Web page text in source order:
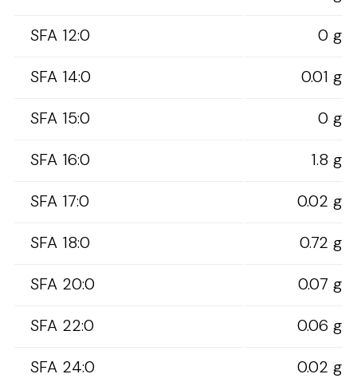
SFA 12:0
0 g
SFA 14:0
0.01 g
SFA 15:0
0 g
SFA 16:0
1.8 g
SFA 17:0
0.02 g
SFA 18:0
0.72 g
SFA 20:0
0.07 g
SFA 22:0
0.06 g
SFA 24:0
0.02 g